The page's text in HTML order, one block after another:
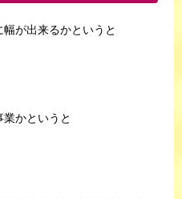
が出来るかというと
かというと